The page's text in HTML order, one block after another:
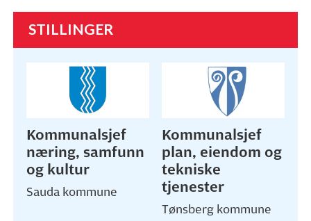
STILLINGER
Kommunalsjef
næring, samfunn
og kultur
Sauda kommune
Kommunalsjef
plan, eiendom og
tekniske
tjenester
Tønsberg kommune